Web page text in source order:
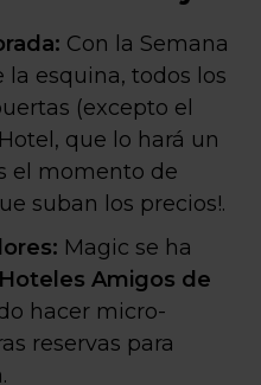
Con la Semana
la esquina, todos los
(excepto el
que lo hará un
el momento de
suban los precios!.
Magic se ha
Hoteles Amigos de
hacer micro-
reservas para